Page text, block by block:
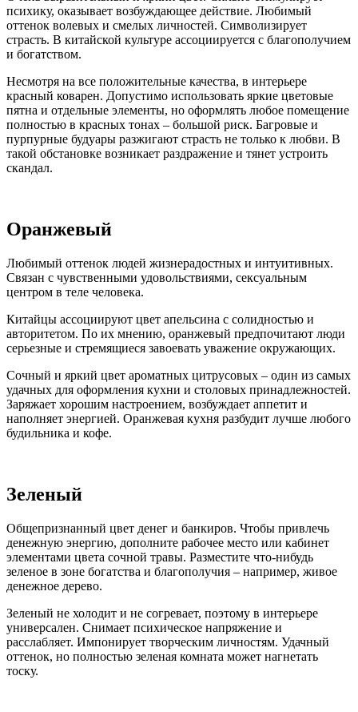
психику, оказывает возбуждающее действие. Любимый
оттенок волевых и смелых личностей. Символизирует
страсть. В китайской культуре ассоциируется с благополучием
и богатством.
Несмотря на все положительные качества, в интерьере
красный коварен. Допустимо использовать яркие цветовые
пятна и отдельные элементы, но оформлять любое помещение
полностью в красных тонах – большой риск. Багровые и
пурпурные будуары разжигают страсть не только к любви. В
такой обстановке возникает раздражение и тянет устроить
скандал.
Оранжевый
Любимый оттенок людей жизнерадостных и интуитивных.
Связан с чувственными удовольствиями, сексуальным
центром в теле человека.
Китайцы ассоциируют цвет апельсина с солидностью и
авторитетом. По их мнению, оранжевый предпочитают люди
серьезные и стремящиеся завоевать уважение окружающих.
Сочный и яркий цвет ароматных цитрусовых – один из самых
удачных для оформления кухни и столовых принадлежностей.
Заряжает хорошим настроением, возбуждает аппетит и
наполняет энергией. Оранжевая кухня разбудит лучше любого
будильника и кофе.
Зеленый
Общепризнанный цвет денег и банкиров. Чтобы привлечь
денежную энергию, дополните рабочее место или кабинет
элементами цвета сочной травы. Разместите что-нибудь
зеленое в зоне богатства и благополучия – например, живое
денежное дерево.
Зеленый не холодит и не согревает, поэтому в интерьере
универсален. Снимает психическое напряжение и
расслабляет. Импонирует творческим личностям. Удачный
оттенок, но полностью зеленая комната может нагнетать
тоску.